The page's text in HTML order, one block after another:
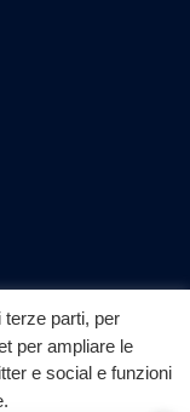
parti, per
per ampliare le
e social e funzioni